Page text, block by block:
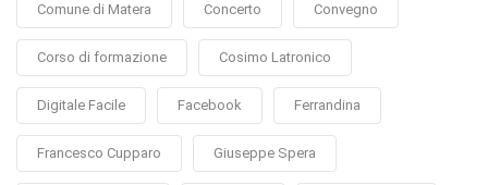
Comune di Matera Concerto Convegno
Corso di formazione Cosimo Latronico
Digitale Facile Facebook Ferrandina
Francesco Cupparo Giuseppe Spera